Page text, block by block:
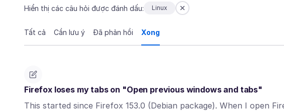
Hiển thị các câu hỏi được đánh dấu: Linux
Tất cả Cần lưu ý Đã phản hồi Xong
Firefox loses my tabs on "Open previous windows and tabs"
This started since Firefox 153.0 (Debian package). When I open